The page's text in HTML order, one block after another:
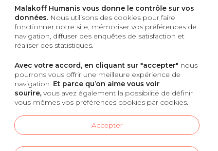
votre-navigateur
Pour paramétrer les préférences cookies en fonction de leur
finalité, rendez –vous sur les onglets« Gérer mes préférences
dans le bandeau cookies ou dans l’onglet «cookies»en bas de
du site (à côté de notre politique de protection des
données).
Le groupe Malakoff Humanis offre aux utilisateursun parcours
clientsau travers de l’accès àplusieurs sites en fonction de
besoins (information générale, souscription, espace clients…)
cookies sur un site
mêmeurl(malakoffhumanis.com).
Cette politique est susceptible d’être révisée en fonction des
Malakoff Humanis vous donne le contrôle sur vos
données. Nous utilisons des cookies pour faire
fonctionner notre site, mémoriser vos préférences de
navigation, diffuser des enquêtes de satisfaction et
réaliser des statistiques.
Avec votre accord, en cliquant sur "accepter" nous
pourrons vous offrir une meilleure expérience de
navigation. Et parce qu’on aime vous voir
sourire, vous avez également la possibilité de définir
vous-mêmes vos préférences cookies par cookies.
Accepter